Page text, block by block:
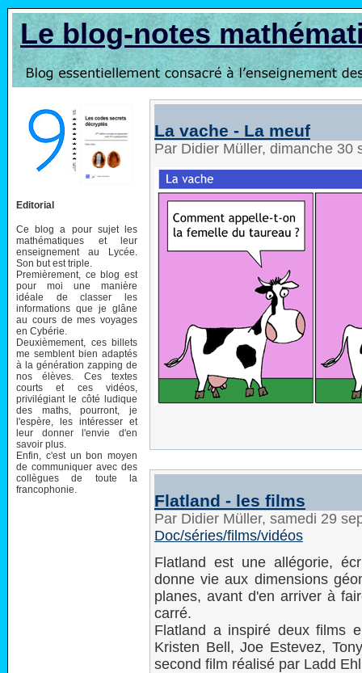
Le blog-notes
Editorial
Ce blog a pour sujet les
mathématiques et leur
enseignement au Lycée.
Son but est triple.
Premièrement, ce blog est
pour moi une manière
idéale de classer les
informations que je glâne
au cours de mes voyages
en Cybérie.
Deuxièmement, ces billets
me semblent bien adaptés
à la génération zapping de
nos élèves. Ces textes
courts et ces vidéos,
privilégiant le côté ludique
des maths, pourront, je
l'espère, les intéresser et
leur donner l'envie d'en
savoir plus.
Enfin, c'est un bon moyen
de communiquer avec des
collègues de toute la
francophonie.
La vache - La meuf
Par Didier Müller, dimanche
Flatland - les films
Par Didier Müller, samedi 29
Doc/séries/films/vidéos
Flatland est une allégorie,
donne vie aux dimensions
planes, avant d'en arriver à
carré.
Flatland a inspiré deux films
Kristen Bell, Joe Estevez,
second film réalisé par Ladd